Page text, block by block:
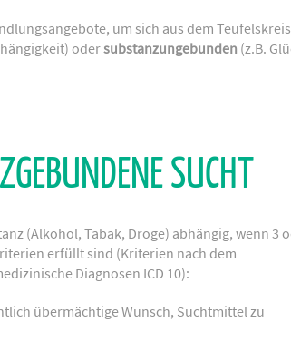
um sich aus dem
odersubstanzungebunden (z.B.
SUCHT
(Alkohol, Tabak, Droge) abhängig, wenn 3
erfüllt sind (Kriterien nach dem
Diagnosen ICD 10):
übermächtige Wunsch, Suchtmittel zu